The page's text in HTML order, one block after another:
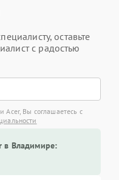
оставьте
с радостью
Acer, Вы соглашаетесь с
в Владимире: